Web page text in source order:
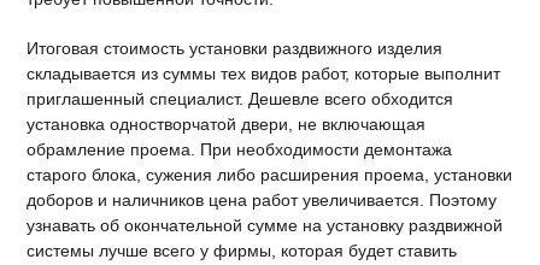
Итоговая стоимость установки раздвижного изделия
складывается из суммы тех видов работ, которые выполнит
приглашенный специалист. Дешевле всего обходится
установка одностворчатой двери, не включающая
обрамление проема. При необходимости демонтажа
старого блока, сужения либо расширения проема, установки
доборов и наличников цена работ увеличивается. Поэтому
узнавать об окончательной сумме на установку раздвижной
системы лучше всего у фирмы, которая будет ставить